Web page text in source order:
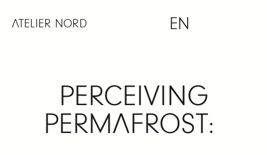
ATELIER NORD EN
PERCEIVING
PERMAFROST: